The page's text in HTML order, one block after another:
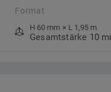
Format
H 60 mm × L 1,95 m
Gesamtstärke 10